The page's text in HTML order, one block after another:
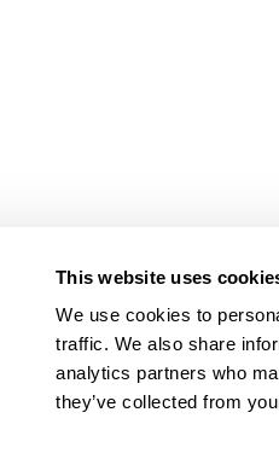
This website uses
We use cookies to
traffic. We also share
analytics partners who
they’ve collected from